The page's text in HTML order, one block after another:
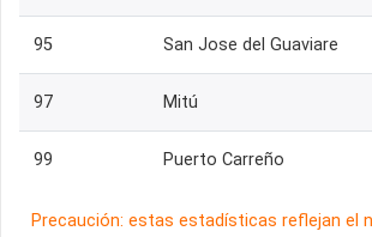
95 San Jose del Guaviare
97 Mitú
99 Puerto Carreño
Precaución: estas estadísticas reflejan el